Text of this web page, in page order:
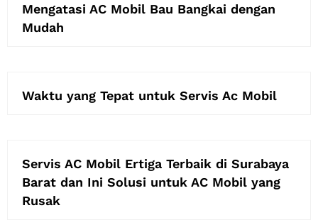
Mengatasi AC Mobil Bau Bangkai dengan
Mudah
Waktu yang Tepat untuk Servis Ac Mobil
Servis AC Mobil Ertiga Terbaik di Surabaya
Barat dan Ini Solusi untuk AC Mobil yang
Rusak